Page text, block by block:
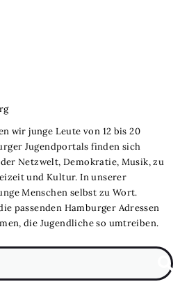
wir junge Leute von 12 bis 20
Jugendportals finden sich
Netzwelt, Demokratie, Musik, zu
und Kultur. In unserer
Menschen selbst zu Wort.
passenden Hamburger Adressen
die Jugendliche so umtreiben.